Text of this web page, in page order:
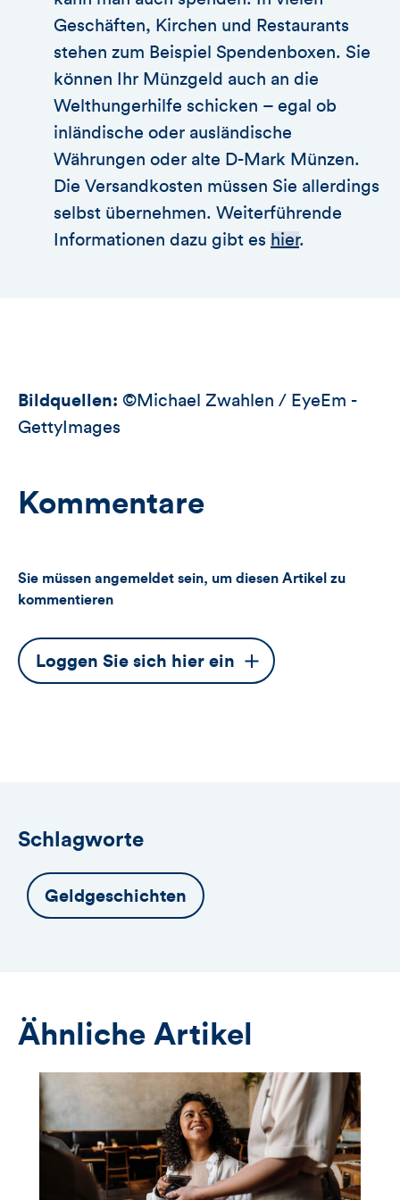
Geschäften, Kirchen und Restaurants
stehen zum Beispiel Spendenboxen. Sie
können Ihr Münzgeld auch an die
Welthungerhilfe schicken – egal ob
inländische oder ausländische
Währungen oder alte D-Mark Münzen.
Die Versandkosten müssen Sie allerdings
selbst übernehmen. Weiterführende
Informationen dazu gibt es hier.
Bildquellen: ©Michael Zwahlen / EyeEm -
GettyImages
Kommentare
Sie müssen angemeldet sein, um diesen Artikel zu
kommentieren
Dieser
Button
Loggen Sie sich hier ein
Schlagworte
Geldgeschichten
Ähnliche Artikel